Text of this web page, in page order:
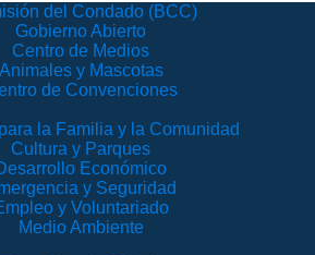
del Condado (BCC)
Gobierno Abierto
Centro de Medios
Animales y Mascotas
de Convenciones
la Familia y la Comunidad
Cultura y Parques
Económico
y Seguridad
y Voluntariado
Medio Ambiente